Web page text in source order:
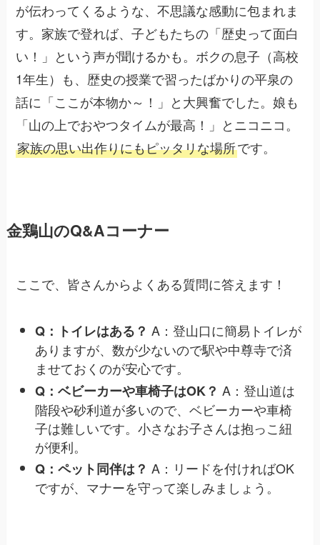
が伝わってくるような、不思議な感動に包まれま
す。家族で登れば、子どもたちの「歴史って面白
い！」という声が聞けるかも。ボクの息子（高校
1年生）も、歴史の授業で習ったばかりの平泉の
話に「ここが本物か～！」と大興奮でした。娘も
「山の上でおやつタイムが最高！」とニコニコ。
家族の思い出作りにもピッタリな場所です。
金鶏山のQ&Aコーナー
ここで、皆さんからよくある質問に答えます！
Q：トイレはある？ A：登山口に簡易トイレが
ありますが、数が少ないので駅や中尊寺で済
ませておくのが安心です。
Q：ベビーカーや車椅子はOK？ A：登山道は
階段や砂利道が多いので、ベビーカーや車椅
子は難しいです。小さなお子さんは抱っこ紐
が便利。
Q：ペット同伴は？ A：リードを付ければOK
ですが、マナーを守って楽しみましょう。